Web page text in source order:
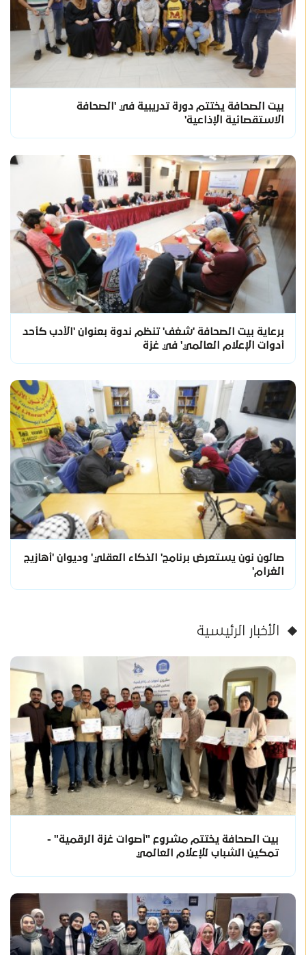
بيت الصحافة يختتم دورة تدريبية في 'الصحافة
الاستقصائية الإذاعية'
برعاية بيت الصحافة 'شغف' تنظم ندوة بعنوان 'الأدب كأحد
أدوات الإعلام العالمي' في غزة
صالون نون يستعرض برنامج' الذكاء العقلي' وديوان 'أهازيج
الغرام'
الأخبار الرئيسية
بيت الصحافة يختتم مشروع "أصوات غزة الرقمية" -
تمكين الشباب للإعلام العالمي